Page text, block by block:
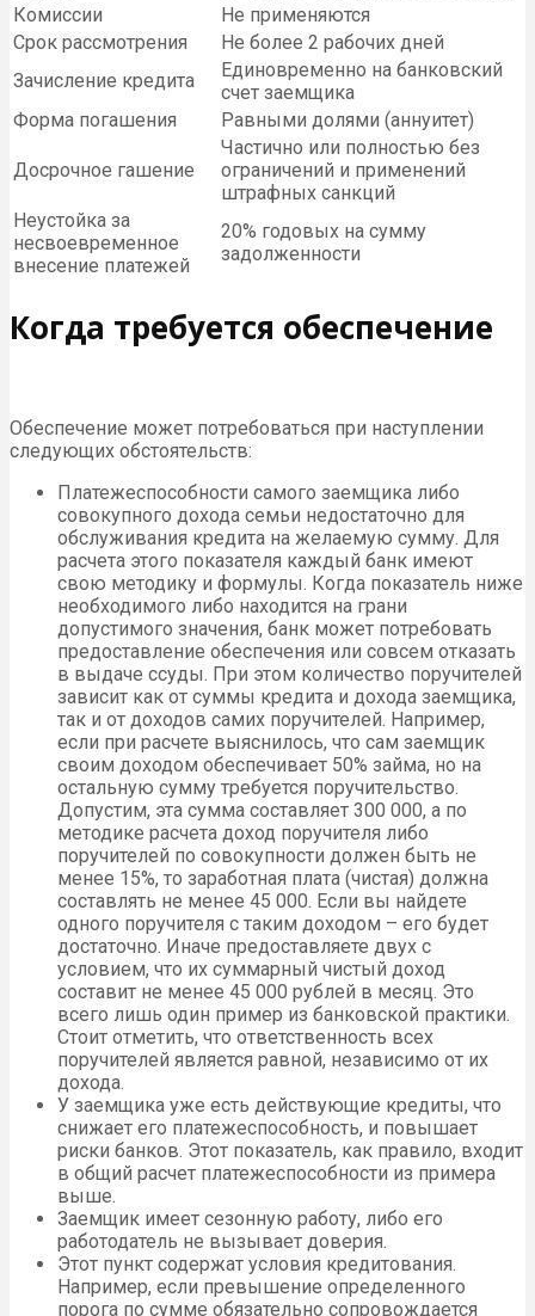
Комиссии
Не применяются
Срок рассмотрения
Не более 2 рабочих дней
Зачисление кредита
Единовременно на банковский
счет заемщика
Форма погашения
Равными долями (аннуитет)
Досрочное гашение
Частично или полностью без
ограничений и применений
штрафных санкций
Неустойка за
несвоевременное
внесение платежей
20% годовых на сумму
задолженности
Когда требуется обеспечение
Обеспечение может потребоваться при наступлении
следующих обстоятельств:
Платежеспособности самого заемщика либо
совокупного дохода семьи недостаточно для
обслуживания кредита на желаемую сумму. Для
расчета этого показателя каждый банк имеют
свою методику и формулы. Когда показатель ниже
необходимого либо находится на грани
допустимого значения, банк может потребовать
предоставление обеспечения или совсем отказать
в выдаче ссуды. При этом количество поручителей
зависит как от суммы кредита и дохода заемщика,
так и от доходов самих поручителей. Например,
если при расчете выяснилось, что сам заемщик
своим доходом обеспечивает 50% займа, но на
остальную сумму требуется поручительство.
Допустим, эта сумма составляет 300 000, а по
методике расчета доход поручителя либо
поручителей по совокупности должен быть не
менее 15%, то заработная плата (чистая) должна
составлять не менее 45 000. Если вы найдете
одного поручителя с таким доходом – его будет
достаточно. Иначе предоставляете двух с
условием, что их суммарный чистый доход
составит не менее 45 000 рублей в месяц. Это
всего лишь один пример из банковской практики.
Стоит отметить, что ответственность всех
поручителей является равной, независимо от их
дохода.
У заемщика уже есть действующие кредиты, что
снижает его платежеспособность, и повышает
риски банков. Этот показатель, как правило, входит
в общий расчет платежеспособности из примера
выше.
Заемщик имеет сезонную работу, либо его
работодатель не вызывает доверия.
Этот пункт содержат условия кредитования.
Например, если превышение определенного
порога по сумме обязательно сопровождается